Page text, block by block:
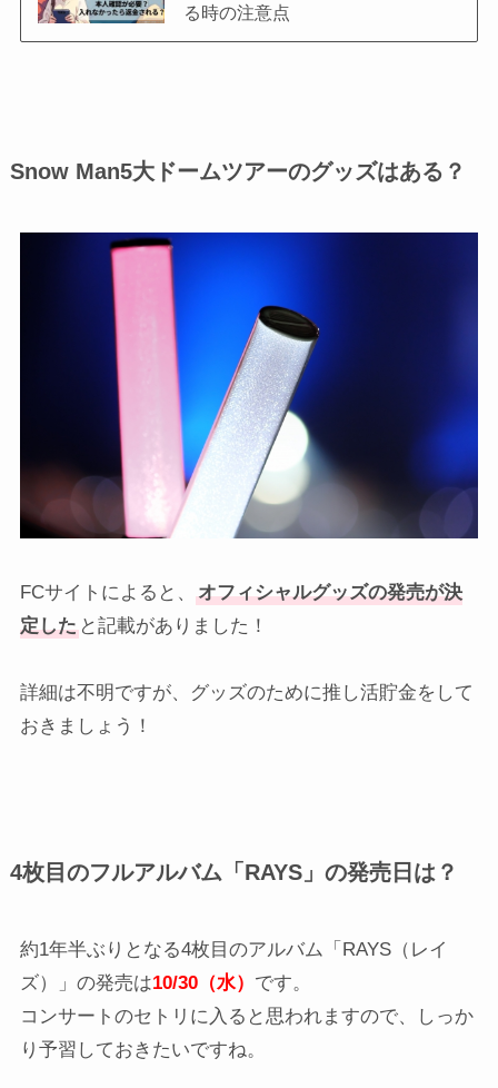
る時の注意点
Snow Man5大ドームツアーのグッズはある？
FCサイトによると、
オフィシャルグッズの発売が決
定したと記載がありました！
詳細は不明ですが、グッズのために推し活貯金をして
おきましょう！
4枚目のフルアルバム「RAYS」の発売日は？
約1年半ぶりとなる4枚目のアルバム「RAYS（レイ
ズ）」の発売は10/30（水） です。
コンサートのセトリに入ると思われますので、しっか
り予習しておきたいですね。